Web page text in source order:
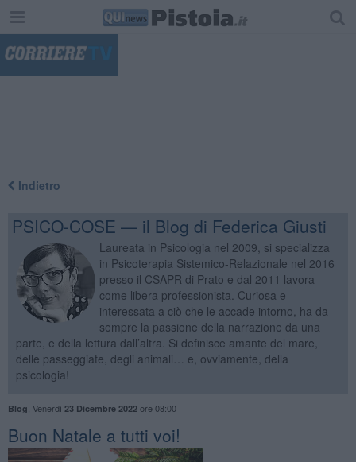
Indietro
PSICO-COSE — il Blog di Federica Giusti
Laureata in Psicologia nel 2009, si specializza
in Psicoterapia Sistemico-Relazionale nel 2016
presso il CSAPR di Prato e dal 2011 lavora
come libera professionista. Curiosa e
interessata a ciò che le accade intorno, ha da
sempre la passione della narrazione da una
parte, e della lettura dall’altra. Si definisce amante del mare,
delle passeggiate, degli animali… e, ovviamente, della
psicologia!
Blog Venerdì 23 Dicembre 2022ore 08:00
​Buon Natale a tutti voi!